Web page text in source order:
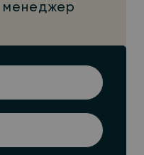
менеджер